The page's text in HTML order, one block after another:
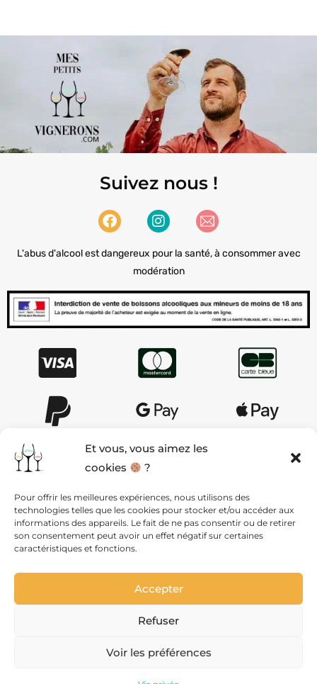
Et vous, vous aimez les
cookies
?
Pour offrir les meilleures expériences, nous utilisons des
technologies telles que les cookies pour stocker et/ou accéder aux
informations des appareils. Le fait de ne pas consentir ou de retirer
son consentement peut avoir un effet négatif sur certaines
caractéristiques et fonctions.
Accepter
Refuser
Voir les préférences
Suivez nous !
L'abus d'alcool est dangereux pour la santé, à consommer avec
modération
QUI SOMMES NOUS ?
VIE PRIVÉE
PLAN DU SITE